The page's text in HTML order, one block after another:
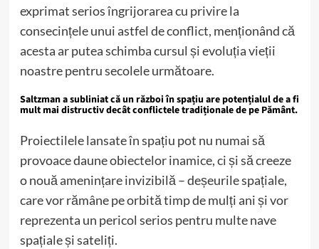
exprimat serios îngrijorarea cu privire la
consecințele unui astfel de conflict, menționând că
acesta ar putea schimba cursul și evoluția vieții
noastre pentru secolele următoare.
Saltzman a subliniat că un război în spațiu are potențialul de a fi
mult mai distructiv decât conflictele tradiționale de pe Pământ.
Proiectilele lansate în spațiu pot nu numai să
provoace daune obiectelor inamice, ci și să creeze
o nouă amenințare invizibilă – deșeurile spațiale,
care vor rămâne pe orbită timp de mulți ani și vor
reprezenta un pericol serios pentru multe nave
spațiale și sateliți.